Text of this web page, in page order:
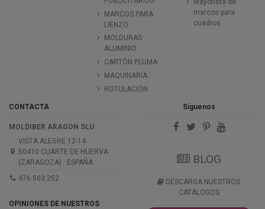
MARCOS PARA
LIENZO
MOLDURAS
ALUMINIO
CARTÓN PLUMA
MAQUINARIA
ROTULACIÓN
Mayorista de
marcos para
cuadros
CONTACTA
MOLDIBER ARAGON SLU
VISTA ALEGRE 12-14
50410 CUARTE DE HUERVA
(ZARAGOZA) · ESPAÑA
976 503 252
OPINIONES DE NUESTROS
Síguenos
BLOG
DESCARGA NUESTROS
CATÁLOGOS